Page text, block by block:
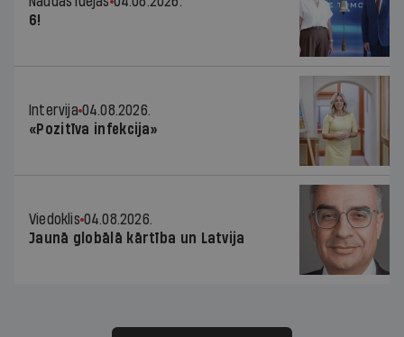
6!
Intervija 04.08.2026.
«Pozitīva infekcija»
Viedoklis 04.08.2026.
Jaunā globālā kārtība un Latvija